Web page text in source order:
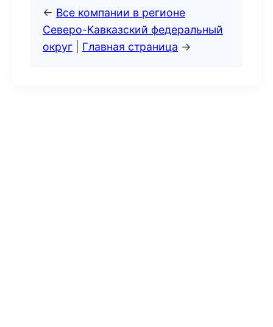
← Все компании в регионе
Северо-Кавказский федеральный
округ
Главная страница →